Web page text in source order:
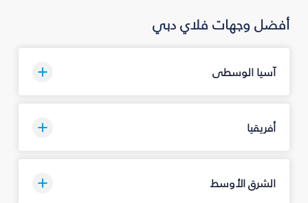
أفضل وجهات فلاي دبي
آسيا الوسطى
أفريقيا
الشرق الأوسط